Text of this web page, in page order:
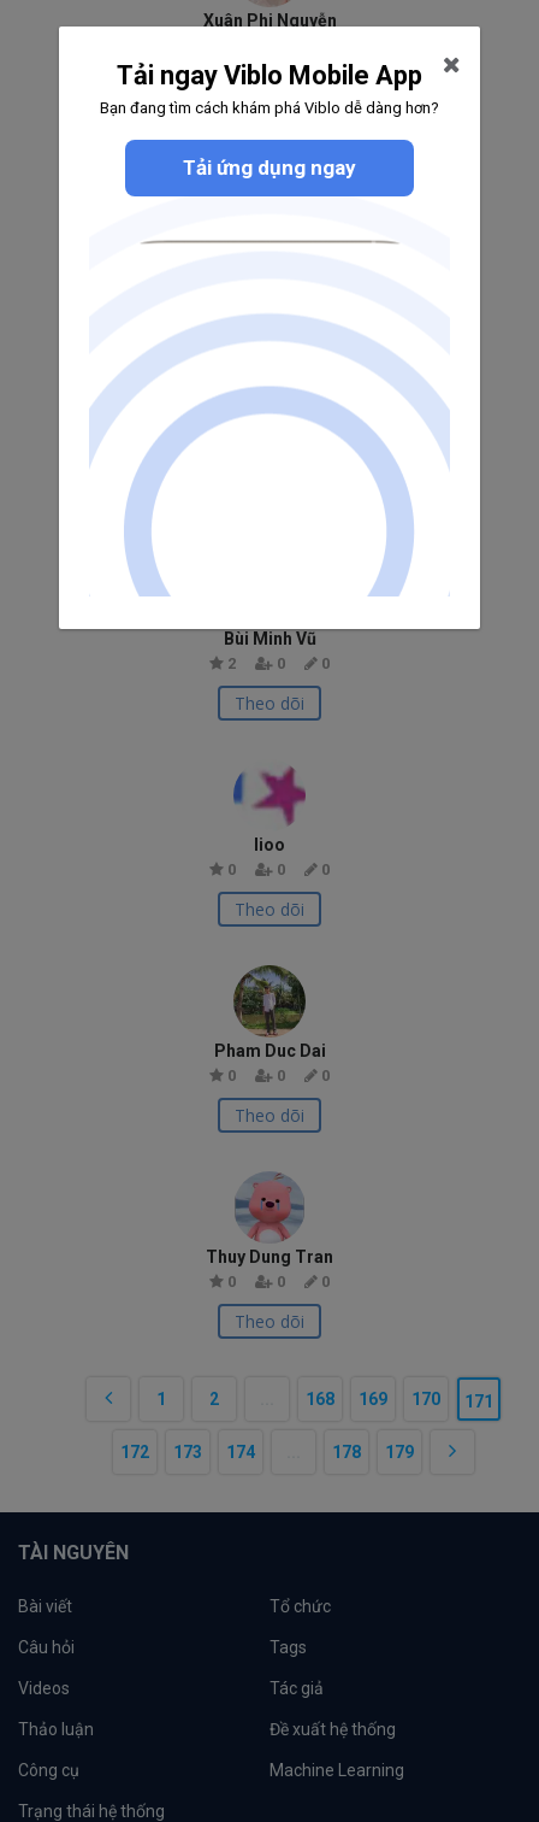
Xuân Phi Nguyễn
Theo dõi
Bùi Minh Vũ
2 0 0
Theo dõi
lioo
0 0 0
Theo dõi
Pham Duc Dai
0 0 0
Theo dõi
Thuy Dung Tran
0 0 0
Theo dõi
1 2 168 169 170 171
172 173 174 178 179
TÀI NGUYÊN
Bài viết Tổ chức
Câu hỏi Tags
Videos Tác giả
Thảo luận Đề xuất hệ thống
Công cụ Machine Learning
Trạng thái hệ thống
Tải ngay Viblo Mobile App
Bạn đang tìm cách khám phá Viblo dễ dàng hơn?
Tải ứng dụng ngay